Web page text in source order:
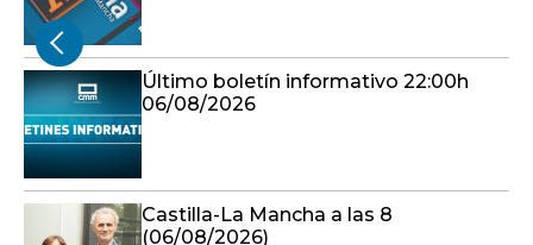
Último boletín informativo 22:00h
06/08/2026
Castilla-La Mancha a las 8
(06/08/2026)